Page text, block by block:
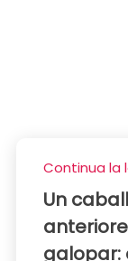
Continua la
Un
galopar: